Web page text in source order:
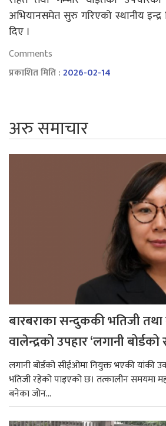
अभियानसमेत सुरु गरिएको स्थानीय
दिए ।
Comments
प्रकाशित मिति :2026-02-14
अरु समाचार
बारबराका सन्दुककी भतिजी
वालेन्द्रको उपहार ‘लगानी
लगानी बोर्डको सीईओमा नियुक्त भएकी यांकी
भतिजी रहेको पाइएको छ। तत्कालीन समयमा
बनेका जोन...